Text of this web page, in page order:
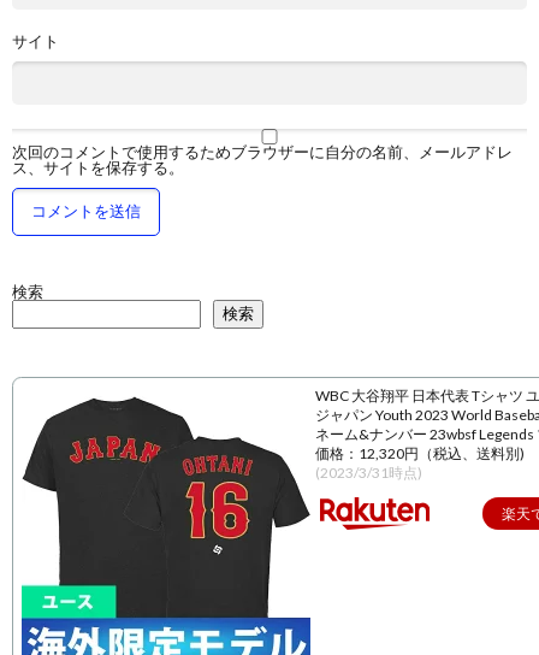
サイト
次回のコメントで使用するためブラウザーに自分の名前、メールアドレ
ス、サイトを保存する。
検索
検索
WBC 大谷翔平 日本代表 Tシャツ
ジャパン Youth 2023 World
ネーム&ナンバー 23wbsf Legends
価格：12,320円（税込、送料別)
(2023/3/31時点)
楽天